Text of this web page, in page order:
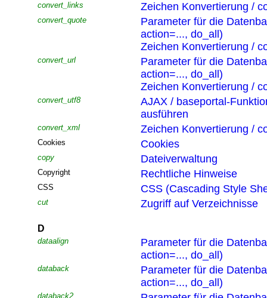
convert_links Zeichen Konvertierung /
convert_quote
Parameter für die
action=..., do_all)
Zeichen Konvertierung /
convert_url
Parameter für die
action=..., do_all)
Zeichen Konvertierung /
convert_utf8
AJAX / baseportal-
ausführen
convert_xml Zeichen Konvertierung /
Cookies Cookies
copy Dateiverwaltung
Copyright Rechtliche Hinweise
CSS CSS (Cascading Style
cut Zugriff auf Verzeichnisse
D
dataalign
Parameter für die
action=..., do_all)
databack
Parameter für die
action=..., do_all)
databack2